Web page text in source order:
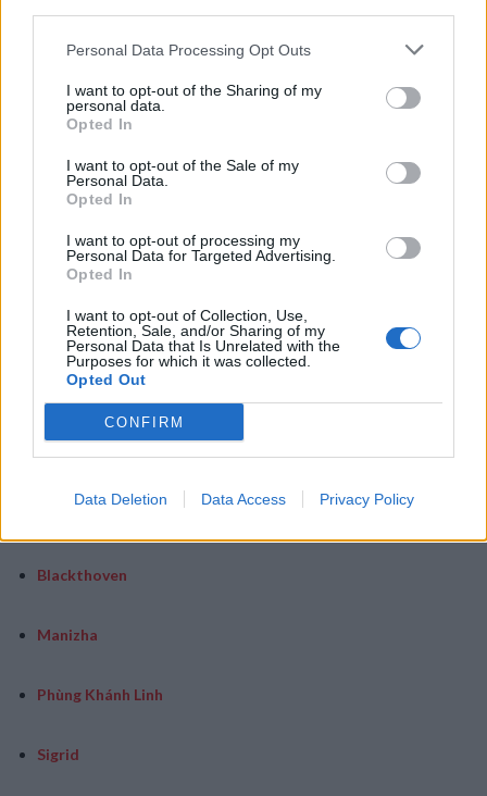
Personal Data Processing Opt Outs
I want to opt-out of the Sharing of my
personal data.
Opted In
I want to opt-out of the Sale of my
Personal Data.
Opted In
I want to opt-out of processing my
Personal Data for Targeted Advertising.
Opted In
I want to opt-out of Collection, Use,
Retention, Sale, and/or Sharing of my
Personal Data that Is Unrelated with the
Purposes for which it was collected.
Opted Out
CONFIRM
Data Deletion Data Access Privacy Policy
Elodie,Rkomi–LA CODA DEL DIAVOLO
Capo Plaza –
Artiste più ascoltate nella playlist EQUAL globale
Shania Twain
Evangelia
Avril Lavigne
Ethel Cain
Blackthoven
Manizha
Phùng Khánh Linh
Sigrid